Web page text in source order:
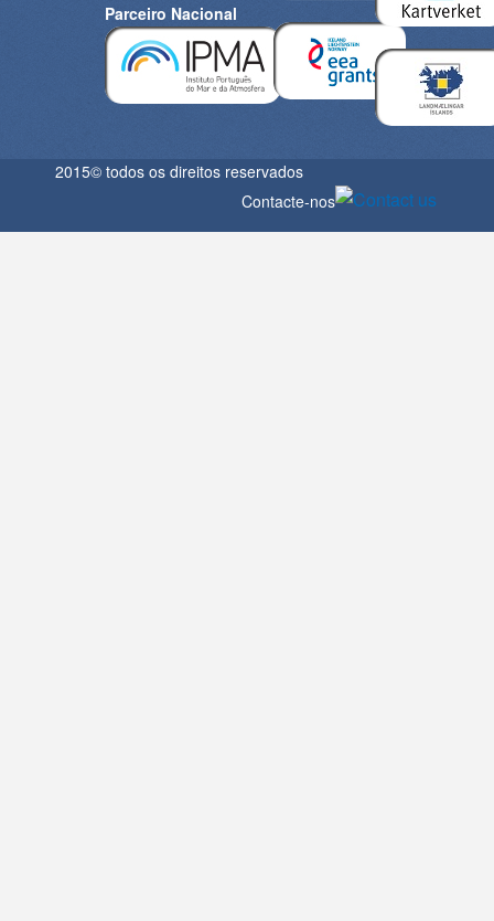
Parceiro Nacional
2015© todos os direitos reservados
Contacte-nos